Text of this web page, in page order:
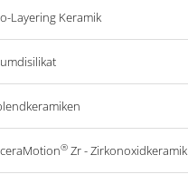
Layering Keramik
ceraMotion® Zr - Zirkonoxidkeramik